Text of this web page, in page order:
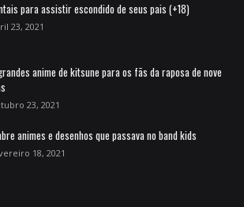
para assistir escondido de seus pais (+18)
23, 2021
anime de kitsune para os fãs da raposa de nove
23, 2021
animes e desenhos que passava no band kids
18, 2021